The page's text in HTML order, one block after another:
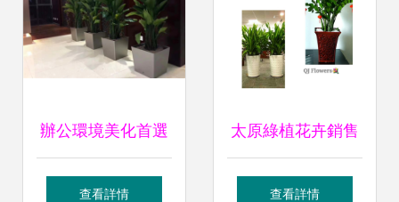
辦公環境美化首選
虹口區開業綠植花
查看詳情
太原綠植花卉銷售
租賃 打造酒店與辦
查看詳情